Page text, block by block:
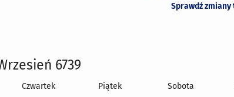
Sprawdź
6739
Czwartek Piątek Sobota